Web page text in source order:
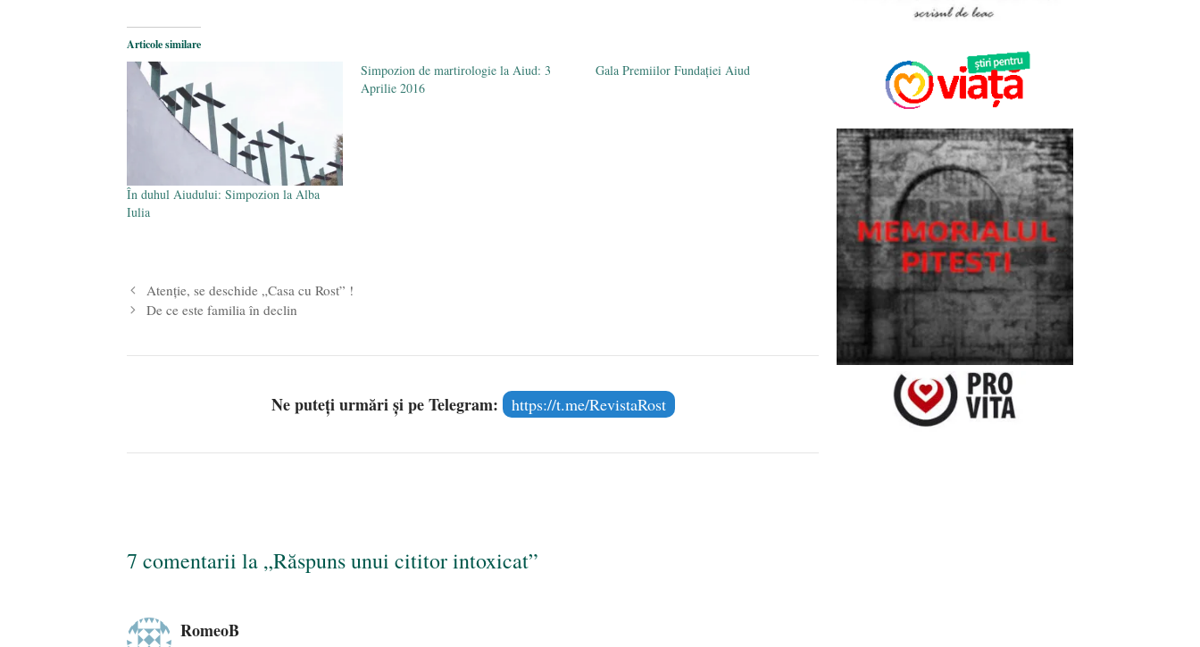
Articole similare
În duhul Aiudului: Simpozion la Alba
Iulia
Simpozion de martirologie la Aiud: 3
Aprilie 2016
Gala Premiilor Fundaţiei Aiud
Atenţie, se deschide „Casa cu Rost” !
De ce este familia în declin
Ne puteți urmări și pe Telegram: https://t.me/RevistaRost
7 comentarii la „Răspuns unui cititor intoxicat”
RomeoB